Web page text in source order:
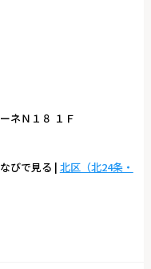
ネＮ１８ １Ｆ
びで見る | 北区（北24条・